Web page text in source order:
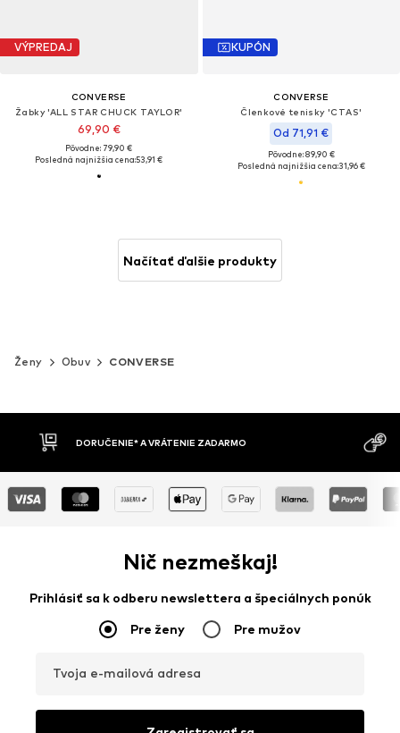
VÝPREDAJ
CONVERSE
Žabky 'ALL STAR CHUCK TAYLOR'
69,90 €
Pôvodne: 79,90 €
Posledná najnižšia cena:53,91 €
KUPÓN
CONVERSE
Členkové tenisky 'CTAS'
Od 71,91 €
Pôvodne: 89,90 €
Posledná najnižšia cena:31,96 €
Načítať ďalšie produkty
Ženy Obuv CONVERSE
DOBIERKA
MOŽNOSŤ
Nič nezmeškaj!
Prihlásiť sa k odberu newslettera a špeciálnych ponúk
Pre ženy Pre mužov
Tvoja e-mailová adresa